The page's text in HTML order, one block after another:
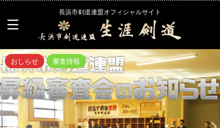
長浜市剣道連盟オフィシャルサイト
おしらせ 審査情報